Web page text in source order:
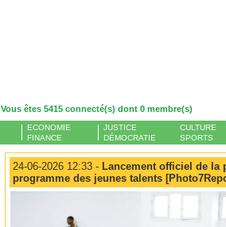
Vous êtes 5415 connecté(s) dont 0 membre(s)
ECONOMIE
FINANCE
JUSTICE
DÉMOCRATIE
CULTURE
SPORTS
24-06-2026 12:33 - Lancement officiel de la
programme des jeunes talents